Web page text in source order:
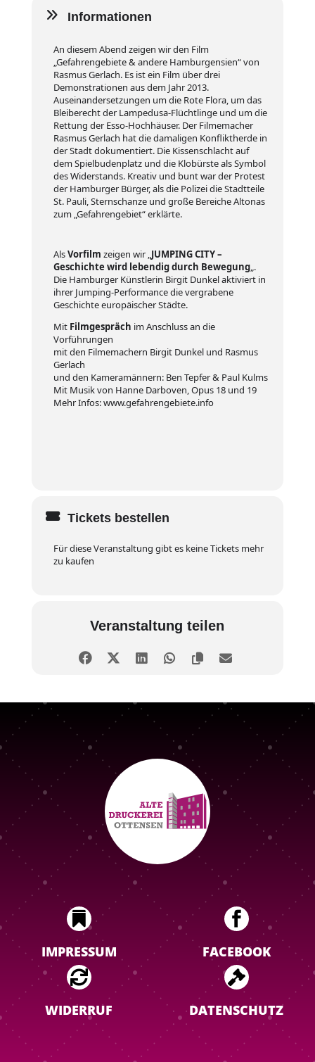
Informationen
An diesem Abend zeigen wir den Film
„Gefahrengebiete & andere Hamburgensien“ von
Rasmus Gerlach. Es ist ein Film über drei
Demonstrationen aus dem Jahr 2013.
Auseinandersetzungen um die Rote Flora, um das
Bleiberecht der Lampedusa-Flüchtlinge und um die
Rettung der Esso-Hochhäuser. Der Filmemacher
Rasmus Gerlach hat die damaligen Konfliktherde in
der Stadt dokumentiert. Die Kissenschlacht auf
dem Spielbudenplatz und die Klobürste als Symbol
des Widerstands. Kreativ und bunt war der Protest
der Hamburger Bürger, als die Polizei die Stadtteile
St. Pauli, Sternschanze und große Bereiche Altonas
zum „Gefahrengebiet“ erklärte.
AlsVorfilm zeigen wir „JUMPING CITY –
Geschichte wird lebendig durch Bewegung„.
Die Hamburger Künstlerin Birgit Dunkel aktiviert in
ihrer Jumping-Performance die vergrabene
Geschichte europäischer Städte.
Mit Filmgespräch im Anschluss an die
Vorführungen
mit den Filmemachern Birgit Dunkel und Rasmus
Gerlach
und den Kameramännern: Ben Tepfer & Paul Kulms
Mit Musik von Hanne Darboven, Opus 18 und 19
Mehr Infos: www.gefahrengebiete.info
Tickets bestellen
Für diese Veranstaltung gibt es keine Tickets mehr
zu kaufen
Veranstaltung teilen

IMPRESSUM

FACEBOOK

WIDERRUF

DATENSCHUTZ